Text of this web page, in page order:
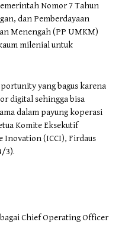
Nomor 7 Tahun
dan Pemberdayaan
Menengah (PP UMKM)
milenial untuk
yang bagus karena
digital sehingga bisa
dalam payung koperasi
Komite Eksekutif
Inovation (ICCI), Firdaus
3).
Chief Operating Officer